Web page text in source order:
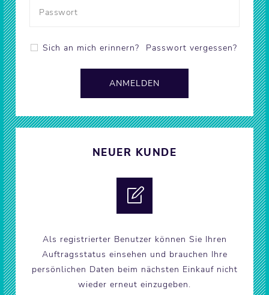
Sich an mich erinnern? Passwort vergessen?
NEUER KUNDE
Als registrierter Benutzer können Sie Ihren
Auftragsstatus einsehen und brauchen Ihre
persönlichen Daten beim nächsten Einkauf nicht
wieder erneut einzugeben.